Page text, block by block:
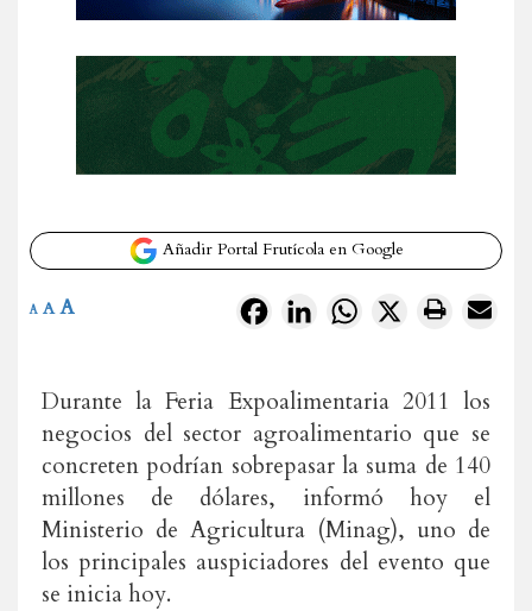
Añadir Portal Frutícola en Google
FacebookLinkedInWhatsApp
X
A A A
Durante la Feria Expoalimentaria 2011 los
negocios del sector agroalimentario que se
concreten podrían sobrepasar la suma de 140
millones de dólares, informó hoy el
Ministerio de Agricultura (Minag), uno de
los principales auspiciadores del evento que
se inicia hoy.